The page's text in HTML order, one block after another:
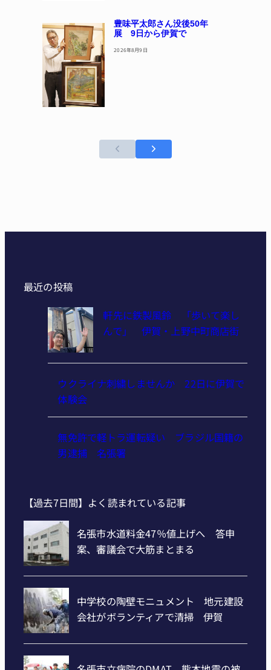
豊味平太郎さん没後50年
展 9日から伊賀で
2026年8月9日
最近の投稿
軒先に鉄製風鈴 「歩いて楽し
んで」 伊賀・上野中町商店街
ウクライナ刺繍しませんか 22日に伊賀で
体験会
無免許で軽トラ運転疑い ブラジル国籍の
男逮捕 名張署
【過去7日間】よく読まれている記事